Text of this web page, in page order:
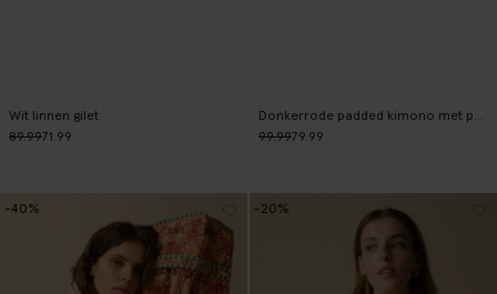
Wit linnen gilet
89.9971.99
Donkerrode padded kimono met print
99.9979.99
-40% -20%